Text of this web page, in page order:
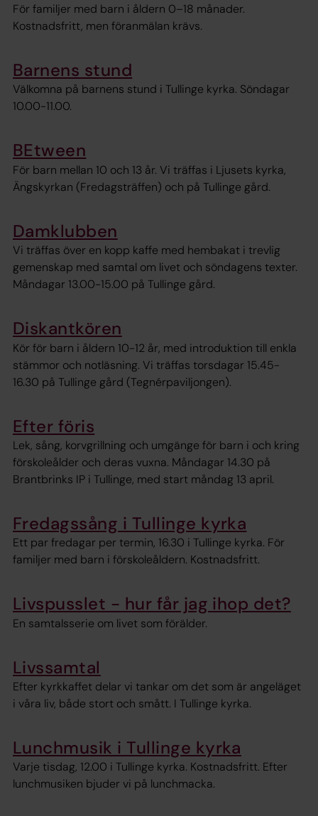
För familjer med barn i åldern 0–18 månader.
Kostnadsfritt, men föranmälan krävs.
Barnens stund
Välkomna på barnens stund i Tullinge kyrka. Söndagar
10.00-11.00.
BEtween
För barn mellan 10 och 13 år. Vi träffas i Ljusets kyrka,
Ängskyrkan (Fredagsträffen) och på Tullinge gård.
Damklubben
Vi träffas över en kopp kaffe med hembakat i trevlig
gemenskap med samtal om livet och söndagens texter.
Måndagar 13.00-15.00 på Tullinge gård.
Diskantkören
Kör för barn i åldern 10-12 år, med introduktion till enkla
stämmor och notläsning. Vi träffas torsdagar 15.45-
16.30 på Tullinge gård (Tegnérpaviljongen).
Efter föris
Lek, sång, korvgrillning och umgänge för barn i och kring
förskoleålder och deras vuxna. Måndagar 14.30 på
Brantbrinks IP i Tullinge, med start måndag 13 april.
Fredagssång i Tullinge kyrka
Ett par fredagar per termin, 16.30 i Tullinge kyrka. För
familjer med barn i förskoleåldern. Kostnadsfritt.
Livspusslet - hur får jag ihop det?
En samtalsserie om livet som förälder.
Livssamtal
Efter kyrkkaffet delar vi tankar om det som är angeläget
i våra liv, både stort och smått. I Tullinge kyrka.
Lunchmusik i Tullinge kyrka
Varje tisdag, 12.00 i Tullinge kyrka. Kostnadsfritt. Efter
lunchmusiken bjuder vi på lunchmacka.